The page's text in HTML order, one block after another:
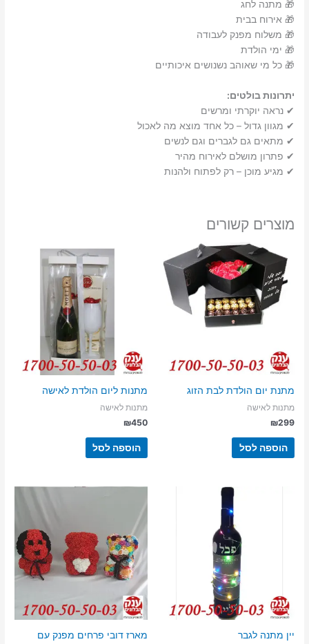
🎁 מתנה לחג
🎁 אירוח בבית
🎁 משלוח מפנק לעבודה
🎁 ימי הולדת
🎁 כל מי שאוהב נשנושים איכותיים
יתרונות בולטים:
✔ נראה יוקרתי ומרשים
✔ מגוון גדול – כל אחד מוצא מה לאכול
✔ מתאים גם לגברים וגם לנשים
✔ פתרון מושלם לאירוח מהיר
✔ מגיע מוכן – רק לפתוח ולהנות
מוצרים קשורים
מתנת יום הולדת לבת הזוג
מתנות לאישה
₪299
הוספה לסל
מתנות ליום הולדת לאישה
מתנות לאישה
₪450
הוספה לסל
יין מתנה לגבר
מארז דובי פרחים מפנק עם